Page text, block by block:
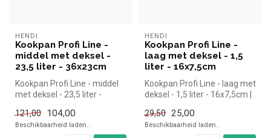
HENDI
Kookpan Profi Line -
middel met deksel -
23,5 liter - 36x23cm
Kookpan Profi Line - middel
met deksel - 23,5 liter -
121,00
104,00
Beschikbaarheid laden..
HENDI
Kookpan Profi Line -
laag met deksel - 1,5
liter - 16x7,5cm
Kookpan Profi Line - laag met
deksel - 1,5 liter - 16x7,5cm |
29,50 25,00
Beschikbaarheid laden..